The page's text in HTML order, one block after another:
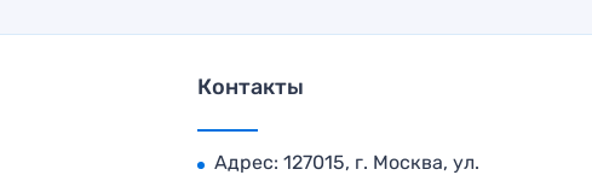
Контакты
Адрес: 127015, г. Москва, ул.